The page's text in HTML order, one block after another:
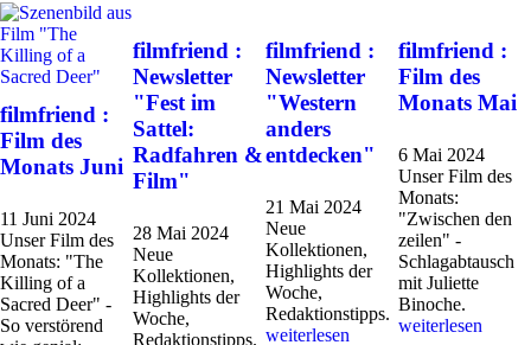
filmfriend :
Film des
Monats Juni
11 Juni 2024
Unser Film des
Monats: "The
Killing of a
Sacred Deer" -
So verstörend
filmfriend :
Newsletter
"Fest im
Sattel:
Radfahren &
Film"
28 Mai 2024
Neue
Kollektionen,
Highlights der
Woche,
Redaktionstipps.
filmfriend :
Newsletter
"Western
anders
entdecken"
21 Mai 2024
Neue
Kollektionen,
Highlights der
Woche,
Redaktionstipps.
weiterlesen
filmfriend :
Film des
Monats Mai
6 Mai 2024
Unser Film des
Monats:
"Zwischen den
zeilen" -
Schlagabtausch
mit Juliette
Binoche.
weiterlesen